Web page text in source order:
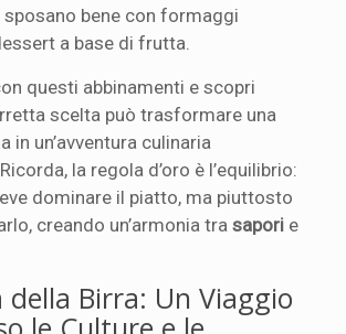
bene con formaggi
a base di frutta.
questi abbinamenti e scopri
scelta può trasformare una
in un’avventura culinaria
la regola d’oro è l’equilibrio:
dominare il piatto, ma piuttosto
creando un’armonia trasapori e
della Birra: Un Viaggio